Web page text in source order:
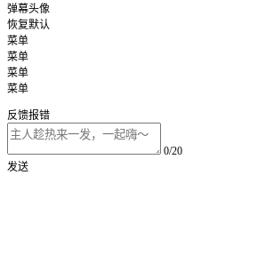
弹幕头像
恢复默认
菜单
菜单
菜单
菜单
反馈报错
0/20
发送